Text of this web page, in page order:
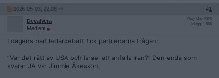
2026-05-03, 22:08 #1
Devalvera
Medlem
Reg: Mar 2026
Inlägg: 1 566
I dagens partiledardebatt fick partiledarna frågan:
”Var det rätt av USA och Israel att anfalla Iran?” Den enda som
svarar JA var Jimmie Åkesson.